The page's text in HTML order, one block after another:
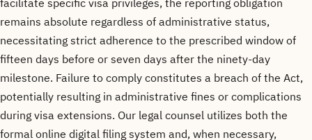
facilitate specific visa privileges, the reporting obligation
remains absolute regardless of administrative status,
necessitating strict adherence to the prescribed window of
fifteen days before or seven days after the ninety-day
milestone. Failure to comply constitutes a breach of the Act,
potentially resulting in administrative fines or complications
during visa extensions. Our legal counsel utilizes both the
formal online digital filing system and, when necessary,